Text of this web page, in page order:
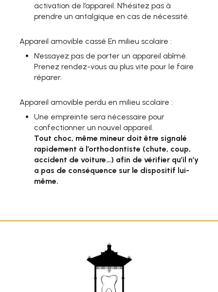
activation de l’appareil. N’hésitez pas à
prendre un antalgique en cas de nécessité.
Appareil amovible cassé En milieu scolaire :
N’essayez pas de porter un appareil abîmé.
Prenez rendez-vous au plus vite pour le faire
réparer.
Appareil amovible perdu en milieu scolaire :
Une empreinte sera nécessaire pour
confectionner un nouvel appareil.
Tout choc, même mineur doit être signalé
rapidement à l’orthodontiste (chute, coup,
accident de voiture…) afin de vérifier qu’il n’y
a pas de conséquence sur le dispositif lui-
même.